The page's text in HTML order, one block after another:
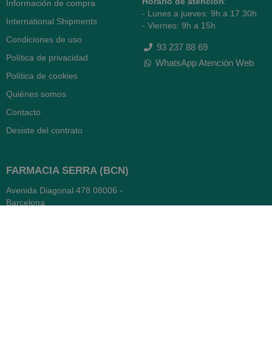
Información de compra
International Shipments
Condiciones de uso
Política de privacidad
Política de cookies
Quiénes somos
Contacto
Desiste del contrato
- Lunes a jueves: 9h a 17.30h
- Viernes: 9h a 15h
93 237 88 69
WhatsApp Atención Web
FARMACIA SERRA (BCN)
Avenida Diagonal 478 08006 -
Barcelona